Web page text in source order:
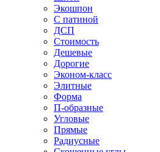
Экошпон
С патиной
ДСП
Стоимость
Дешевые
Дорогие
Эконом-класс
Элитные
Форма
П-образные
Угловые
Прямые
Радиусные